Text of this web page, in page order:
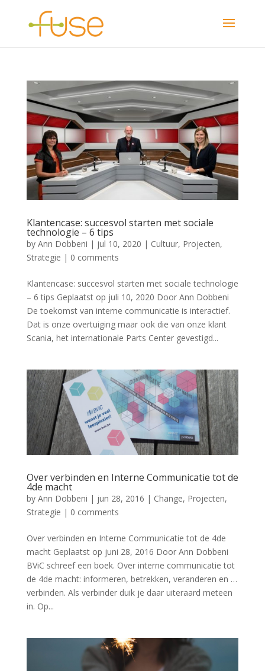
Klantencase: succesvol starten met sociale
technologie – 6 tips
by Ann Dobbeni | jul 10, 2020 | Cultuur, Projecten,
Strategie | 0 comments
Klantencase: succesvol starten met sociale technologie
– 6 tips Geplaatst op juli 10, 2020 Door Ann Dobbeni
De toekomst van interne communicatie is interactief.
Dat is onze overtuiging maar ook die van onze klant
Scania, het internationale Parts Center gevestigd...
Over verbinden en Interne Communicatie tot de
4de macht
by Ann Dobbeni | jun 28, 2016 | Change, Projecten,
Strategie | 0 comments
Over verbinden en Interne Communicatie tot de 4de
macht Geplaatst op juni 28, 2016 Door Ann Dobbeni
BViC schreef een boek. Over interne communicatie tot
de 4de macht: informeren, betrekken, veranderen en …
verbinden. Als verbinder duik je daar uiteraard meteen
in. Op...